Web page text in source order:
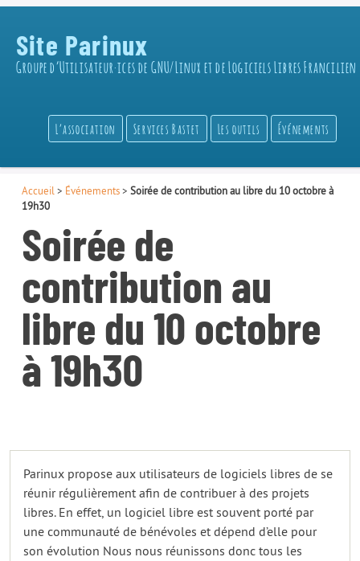
Site Parinux
Groupe d’Utilisateur·ices de GNU/Linux et de Logiciels Libres Francilien
L’association Services Bastet Les outils Événements
Accueil > Événements> Soirée de contribution au libre du 10 octobre à
19h30
Soirée de
contribution au
libre du 10 octobre
à 19h30
Parinux propose aux utilisateurs de logiciels libres de se
réunir régulièrement afin de contribuer à des projets
libres. En effet, un logiciel libre est souvent porté par
une communauté de bénévoles et dépend d’elle pour
son évolution Nous nous réunissons donc tous les